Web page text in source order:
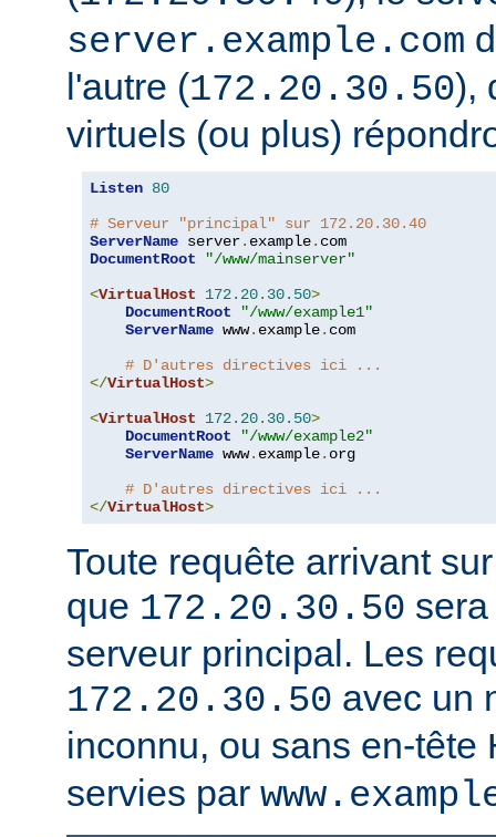
server.example.com
l'autre (172.20.30.50),
virtuels (ou plus)
Listen 80
# Serveur "principal" sur 172.20.30.40
ServerName server. example.
DocumentRoot
"/www/mainserver"
<VirtualHost 172.20. 30.50>
DocumentRoot
"/www/example1"
ServerName www. example. com
# D'autres directives ici ...
</VirtualHost>
<VirtualHost 172.20. 30.50>
DocumentRoot
"/www/example2"
ServerName www. example. org
# D'autres directives ici ...
</VirtualHost>
Toute requête arrivant
que 172.20.30.50
serveur principal. Les
172.20.30.50 avec un
inconnu, ou sans en-tête
servies par